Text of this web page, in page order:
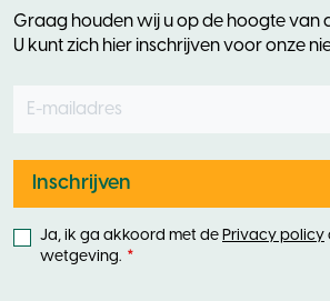
Graag houden wij u op de hoogte van
U kunt zich hier inschrijven voor onze
Leave
blank
Inschrijven
Ja, ik ga akkoord met de Privacy policy
wetgeving.